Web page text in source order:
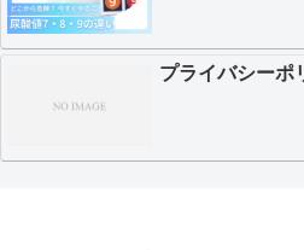
プライバシーポ